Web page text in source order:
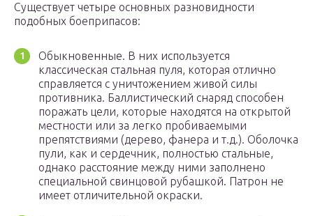
Существует четыре основных разновидности
подобных боеприпасов:
Обыкновенные. В них используется
классическая стальная пуля, которая отлично
справляется с уничтожением живой силы
противника. Баллистический снаряд способен
поражать цели, которые находятся на открытой
местности или за легко пробиваемыми
препятствиями (дерево, фанера и т.д.). Оболочка
пули, как и сердечник, полностью стальные,
однако расстояние между ними заполнено
специальной свинцовой рубашкой. Патрон не
имеет отличительной окраски.